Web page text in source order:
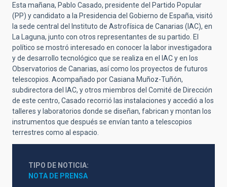
Esta mañana, Pablo Casado, presidente del Partido Popular
(PP) y candidato a la Presidencia del Gobierno de España, visitó
la sede central del Instituto de Astrofísica de Canarias (IAC), en
La Laguna, junto con otros representantes de su partido. El
político se mostró interesado en conocer la labor investigadora
y de desarrollo tecnológico que se realiza en el IAC y en los
Observatorios de Canarias, así como los proyectos de futuros
telescopios. Acompañado por Casiana Muñoz-Tuñón,
subdirectora del IAC, y otros miembros del Comité de Dirección
de este centro, Casado recorrió las instalaciones y accedió a los
talleres y laboratorios donde se diseñan, fabrican y montan los
instrumentos que después se envían tanto a telescopios
terrestres como al espacio.
TIPO DE NOTICIA
NOTA DE PRENSA